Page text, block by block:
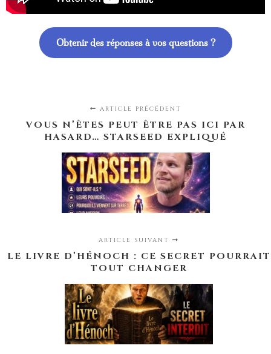
Obtenir des réponses à vos questions ?
ARTICLE PRÉCÉDENT
VOUS N’ÊTES PEUT ÊTRE PAS ICI PAR
HASARD… STARSEED EXPLIQUÉ
ARTICLE SUIVANT
LE LIVRE D’HÉNOCH : CE SECRET POURRAIT
TOUT CHANGER